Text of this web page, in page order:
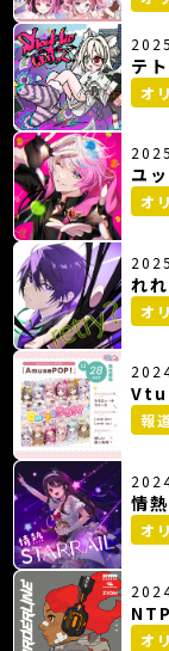
テ
オ
ユ
オ
れ
オ
「
ナ
報
情
オ
オ